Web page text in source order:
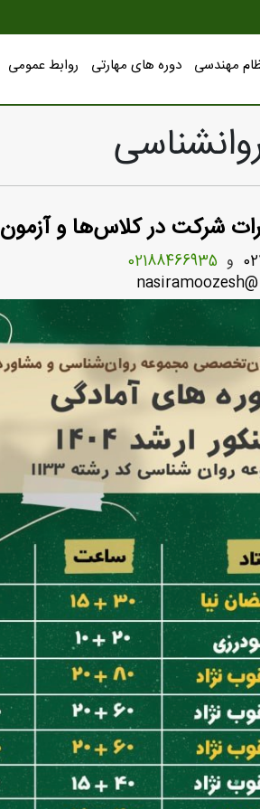
مهندسی دوره های مهارتی روابط عمومی
شرکت در کلاس‌ها و
و02188466935
@nasiramoozesh